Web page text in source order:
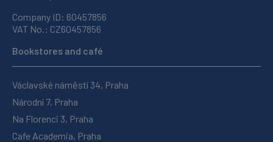
Company ID: 60457856
VAT No.: CZ60457856
Bookstores and café
Václavské náměstí 34, Praha
Národní 7, Praha
Na Florenci 3, Praha
Cafe Academia, Praha